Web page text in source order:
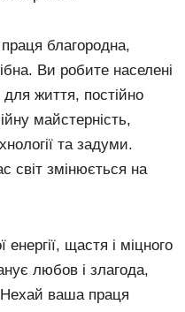
благородна,
Ви робите населені
життя, постійно
майстерність,
та задуми.
світ змінюється на
щастя і міцного
любов і злагода,
ваша праця